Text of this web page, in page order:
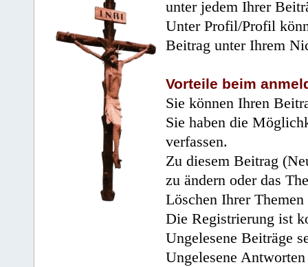
unter jedem Ihrer
Unter Profil/Profil
Beitrag unter Ihrem
Vorteile beim
Sie können Ihren
Sie haben die
verfassen.
Zu diesem Beitrag
zu ändern oder das
Löschen Ihrer
Die Registrierung ist
Ungelesene Beiträge
Ungelesene